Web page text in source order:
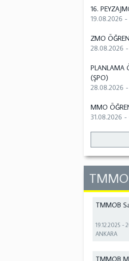
16.
19.08.2026
ZMO
28.08.2026
PLANLAMA
(ŞPO)
28.08.2026
MMO
31.08.2026 -
TMMOB
19.12.2025 -
ANKARA